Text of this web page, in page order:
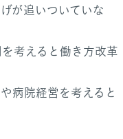
が追いついていな
考えると働き方改革
病院経営を考えると